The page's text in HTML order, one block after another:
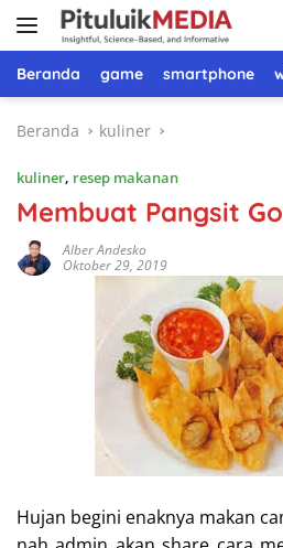
Langsung
Beranda game smartphone
Beranda kuliner
kuliner, resep makanan
Membuat Pangsit
Alber Andesko
Oktober 29, 2019
Hujan begini enaknya makan